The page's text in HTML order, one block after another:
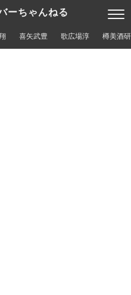
ーちゃんねる
喜矢武豊 歌広場淳 樽美酒